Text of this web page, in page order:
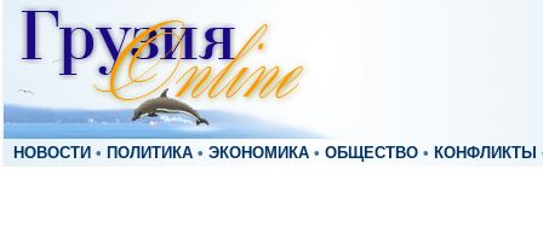
НОВОСТИ • ПОЛИТИКА • ЭКОНОМИКА • ОБЩЕСТВО • КОНФЛИКТЫ